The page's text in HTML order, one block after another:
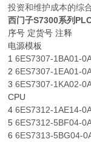
投资和维护成本的综
西门子S7300系列
序号 定货号 注释
电源模板
16ES7307-1BA01-
26ES7307-1EA01-
36ES7307-1KA02-
CPU
46ES7312-1AE14-
56ES7312-5BF04-
66ES7313-5BG04-